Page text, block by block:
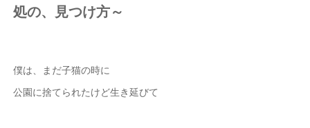
処の、見つけ方～
僕は、まだ子猫の時に
公園に捨てられたけど生き延びて